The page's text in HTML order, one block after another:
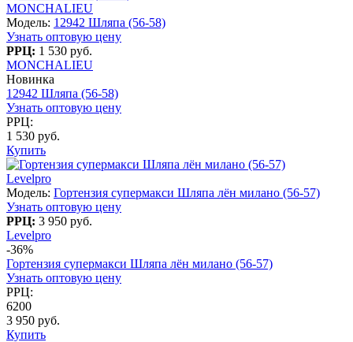
MONCHALIEU
Модель: 12942 Шляпа (56-58)
Узнать оптовую цену
РРЦ: 1 530 руб.
MONCHALIEU
Новинка
12942 Шляпа (56-58)
Узнать оптовую цену
РРЦ:
1 530 руб.
Купить
Levelpro
Модель: Гортензия супермакси Шляпа лён милано (56-57)
Узнать оптовую цену
РРЦ: 3 950 руб.
Levelpro
-36%
Гортензия супермакси Шляпа лён милано (56-57)
Узнать оптовую цену
РРЦ:
6200
3 950 руб.
Купить